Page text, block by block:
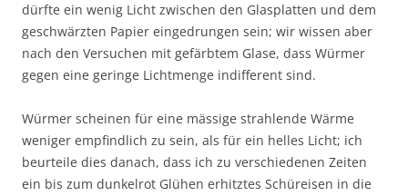
dürfte ein wenig Licht zwischen den Glasplatten und dem
geschwärzten Papier eingedrungen sein; wir wissen aber
nach den Versuchen mit gefärbtem Glase, dass Würmer
gegen eine geringe Lichtmenge indifferent sind.
Würmer scheinen für eine mässige strahlende Wärme
weniger empfindlich zu sein, als für ein helles Licht; ich
beurteile dies danach, dass ich zu verschiedenen Zeiten
ein bis zum dunkelrot Glühen erhitztes Schüreisen in die